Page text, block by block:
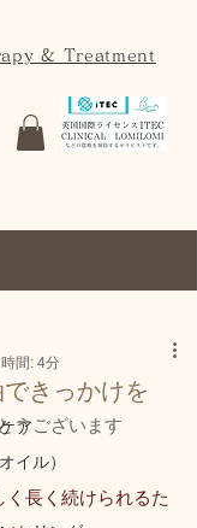
& Treatment
ア
イル）
きっかけを
間: 4分
うございます
長く続けられるた